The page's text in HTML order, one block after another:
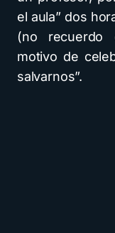
el aula” dos
(no recuerdo
motivo de
salvarnos”.